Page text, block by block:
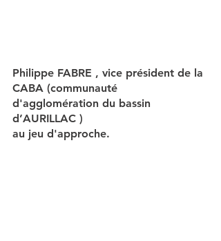
Philippe FABRE , vice président de la
CABA (communauté
d'agglomération du bassin
d’AURILLAC )
au jeu d'approche.